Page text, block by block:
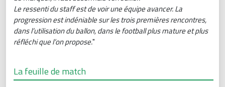
Le ressenti du staff est de voir une équipe avancer. La
progression est indéniable sur les trois premières rencontres,
dans l’utilisation du ballon, dans le football plus mature et plus
réfléchi que l’on propose."
La feuille de match